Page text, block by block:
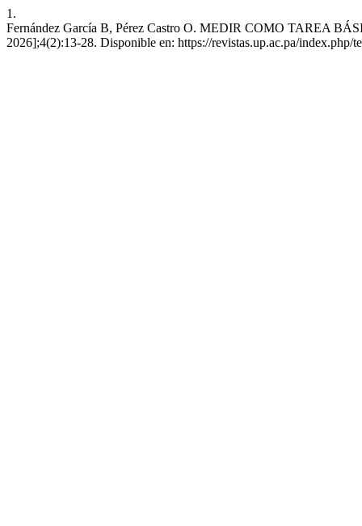
1.
Fernández García B, Pérez Castro O. MEDIR COMO TAREA
2026];4(2):13-28. Disponible en: https://revistas.up.ac.pa/index.php/